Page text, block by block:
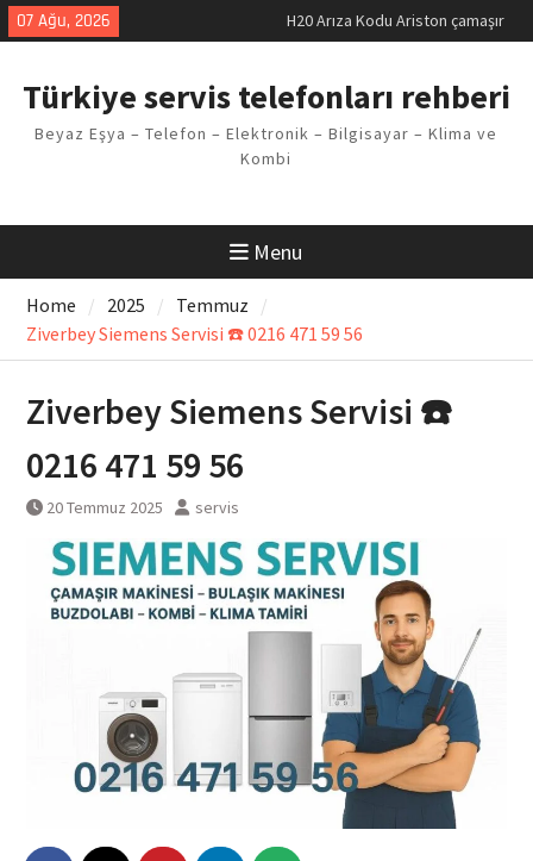
Skip
to
07 Ağu, 2026
LG kombi E2 Arızası Çözümü
Vaillant çamaşır makinesi E03
Arıza Kodu
Ferroli klima E3 Arızası Çözümü
Türkiye servis telefonları rehberi
Beyaz Eşya – Telefon – Elektronik – Bilgisayar – Klima ve
Kombi
Menu
Home 2025
Temmuz
Ziverbey Siemens Servisi ☎️ 0216 471 59 56
Ziverbey Siemens Servisi ☎️
0216 471 59 56
20 Temmuz 2025 servis